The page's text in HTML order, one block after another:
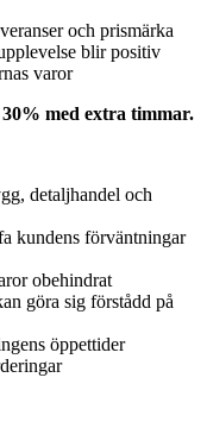
och prismärka
blir positiv
varor
med extra timmar.
detaljhandel och
kundens förväntningar
obehindrat
göra sig förstådd på
öppettider